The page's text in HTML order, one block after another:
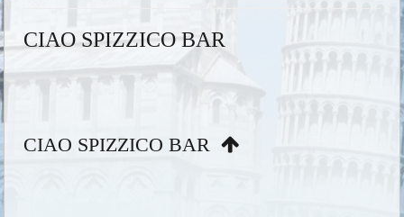
CIAO SPIZZICO BAR
CIAO SPIZZICO BAR